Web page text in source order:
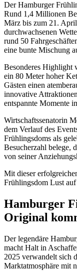
Der Hamburger
Rund 1,4 Millionen
März bis zum 21.
durchwachsenen
rund 50
eine bunte Mischung
Besonderes Highlight
ein 80 Meter hoher
Gästen einen
innovative
entspannte Momente
Wirtschaftssenatorin
dem Verlauf des
Frühlingsdoms als
Besucherzahl belege,
von seiner
Mit dieser
Frühlingsdom Lust
Hamburger
Original
Der legendäre
macht Halt in
2025 verwandelt sich
Marktatmosphäre mit